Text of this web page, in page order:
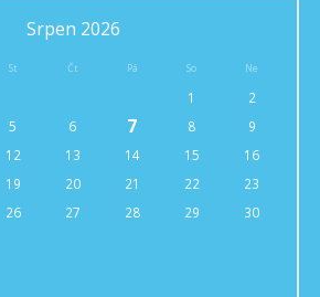
Srpen 2026
St Čt Pá So Ne
1
2
5 6 7 8
9
12 13 14 15
16
19 20 21 22
23
26 27 28 29
30